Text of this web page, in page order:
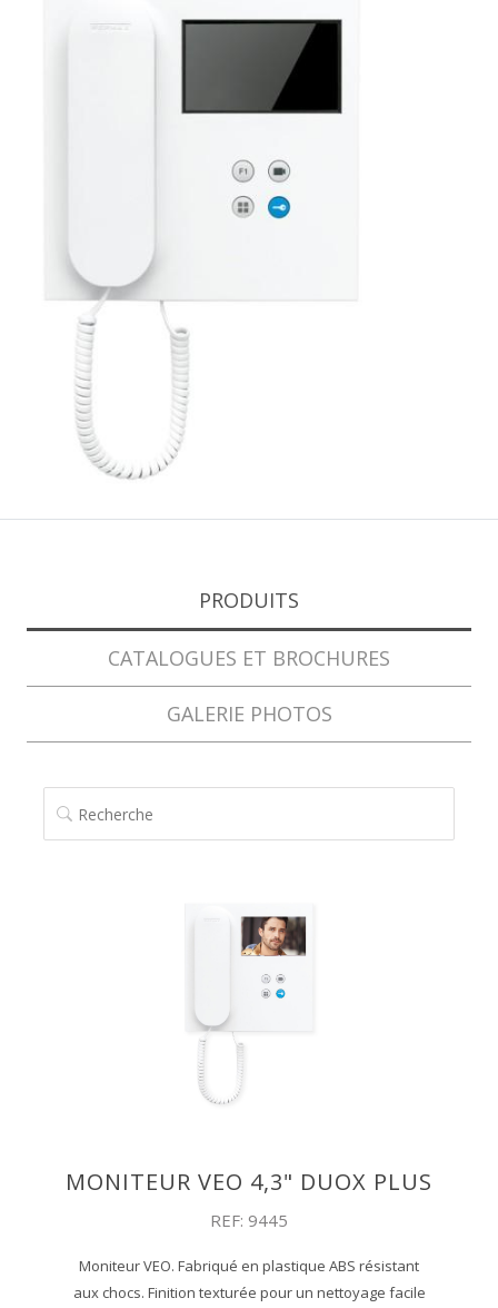
PRODUITS
CATALOGUES ET BROCHURES
GALERIE PHOTOS
RECHERCHE
MONITEUR VEO 4,3" DUOX PLUS
REF: 9445
Moniteur VEO. Fabriqué en plastique ABS résistant
aux chocs. Finition texturée pour un nettoyage facile